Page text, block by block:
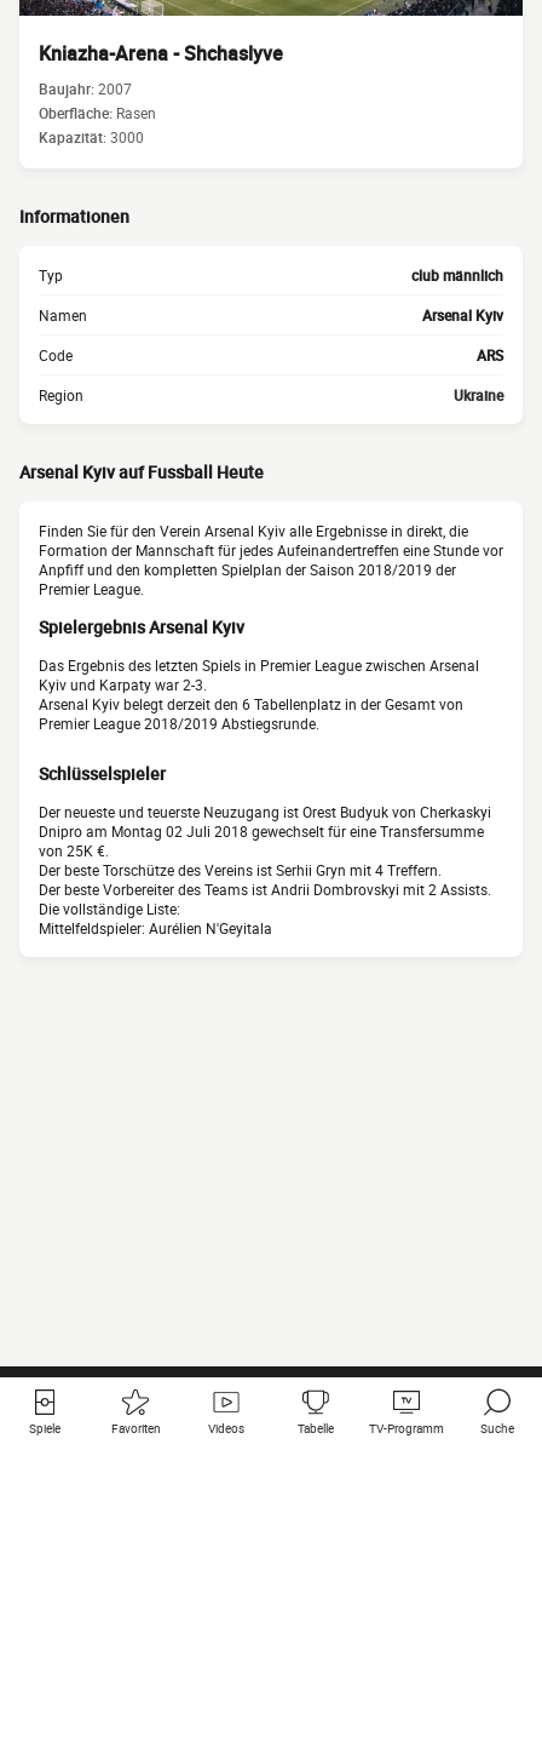
Kniazha-Arena - Shchaslyve
Baujahr:2007
Oberfläche: Rasen
Kapazität:3000
Informationen
Typ club männlich
Namen Arsenal Kyiv
Code ARS
Region Ukraine
Arsenal Kyiv auf Fussball Heute
Finden Sie für den Verein Arsenal Kyiv alle Ergebnisse in direkt, die
Formation der Mannschaft für jedes Aufeinandertreffen eine Stunde vor
Anpfiff und den kompletten Spielplan der Saison 2018/2019 der
Premier League.
Spielergebnis Arsenal Kyiv
Das Ergebnis des letzten Spiels in Premier League zwischen Arsenal
Kyiv und Karpaty war 2-3.
Arsenal Kyiv belegt derzeit den 6 Tabellenplatz in der Gesamt von
Premier League 2018/2019 Abstiegsrunde.
Schlüsselspieler
Der neueste und teuerste Neuzugang ist Orest Budyuk von Cherkaskyi
Dnipro am Montag 02 Juli 2018 gewechselt für eine Transfersumme
von 25K €.
Der beste Torschütze des Vereins ist Serhii Gryn mit 4 Treffern.
Der beste Vorbereiter des Teams ist Andrii Dombrovskyi mit 2 Assists.
Die vollständige Liste:
Mittelfeldspieler: Aurélien N'Geyitala
Spiele Favoriten Videos Tabelle TV-Programm Suche